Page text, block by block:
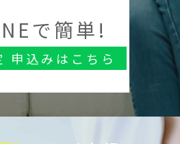
で簡単!
申込みはこちら